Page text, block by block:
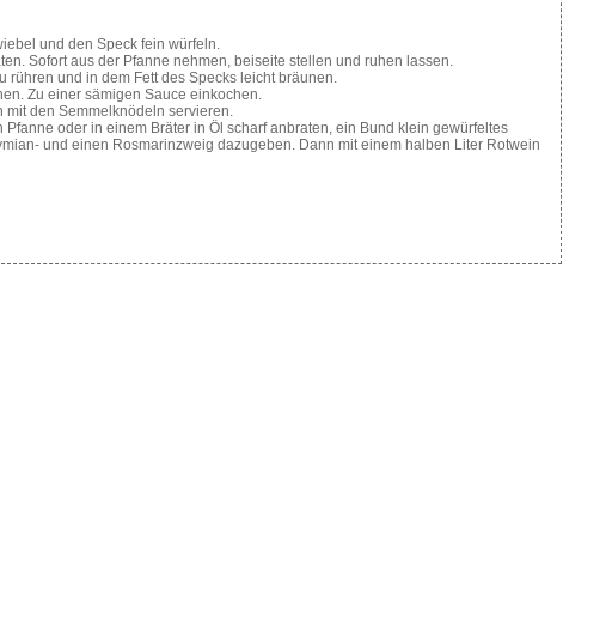
und den Speck fein würfeln.
Sofort aus der Pfanne nehmen, beiseite stellen und ruhen lassen.
rühren und in dem Fett des Specks leicht bräunen.
Zu einer sämigen Sauce einkochen.
mit den Semmelknödeln servieren.
oder in einem Bräter in Öl scharf anbraten, ein Bund klein gewürfeltes
und einen Rosmarinzweig dazugeben. Dann mit einem halben Liter Rotwein